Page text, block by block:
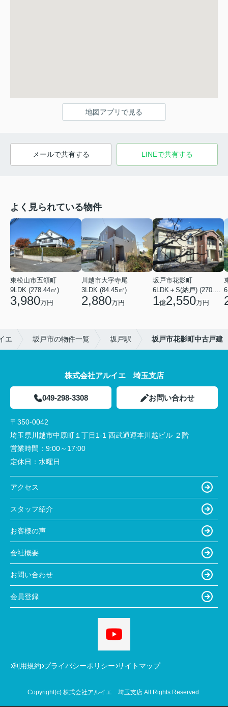
地図アプリで見る
メールで共有する LINEで共有する
よく見られている物件
東松山市五領町
9LDK (278.44㎡)
3,980万円
川越市大字寺尾
3LDK (84.45㎡)
2,880万円
坂戸市花影町
6LDK＋S(納戸) (270.68㎡)
1億2,550万円
エ 坂戸市の物件一覧 坂戸駅 坂戸市花影町中古戸建
株式会社アルイエ 埼玉支店
049-298-3308 お問い合わせ
〒350-0042
埼玉県川越市中原町１丁目1-1 西武通運本川越ビル ２階
営業時間： 9:00～17:00
定休日： 水曜日
アクセス
スタッフ紹介
お客様の声
会社概要
お問い合わせ
会員登録
利用規約 プライバシーポリシー サイトマップ
Copyright(c) 株式会社アルイエ 埼玉支店 All Rights Reserved.